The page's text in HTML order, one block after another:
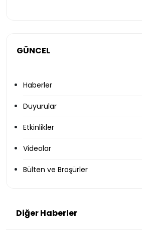
GÜNCEL
Haberler
Duyurular
Etkinlikler
Videolar
Bülten ve Broşürler
Diğer Haberler